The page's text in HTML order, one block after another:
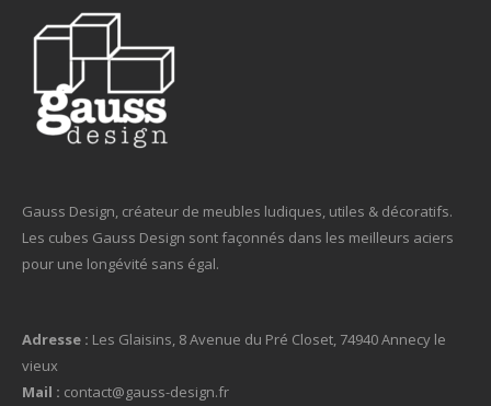
Gauss Design, créateur de meubles ludiques, utiles & décoratifs.
Les cubes Gauss Design sont façonnés dans les meilleurs aciers
pour une longévité sans égal.
Adresse : Les Glaisins, 8 Avenue du Pré Closet, 74940 Annecy le
vieux
Mail : contact@gauss-design.fr